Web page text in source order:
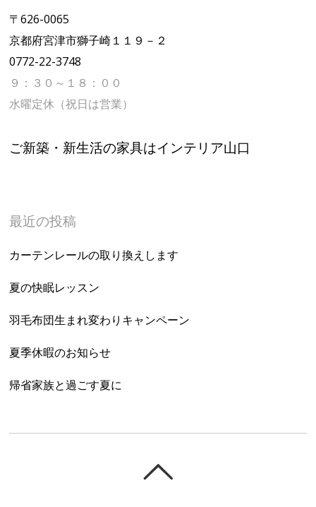
〒626-0065
京都府宮津市獅子崎１１９－２
0772-22-3748
９：３０～１８：００
水曜定休（祝日は営業）
ご新築・新生活の家具はインテリア山口
最近の投稿
カーテンレールの取り換えします
夏の快眠レッスン
羽毛布団生まれ変わりキャンペーン
夏季休暇のお知らせ
帰省家族と過ごす夏に